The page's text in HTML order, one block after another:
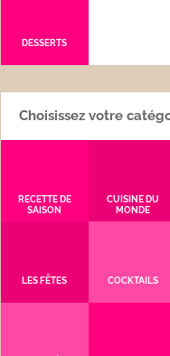
DESSERTS
Choisissez votre
RECETTE DE
SAISON
CUISINE DU
MONDE
LES FÊTES COCKTAILS